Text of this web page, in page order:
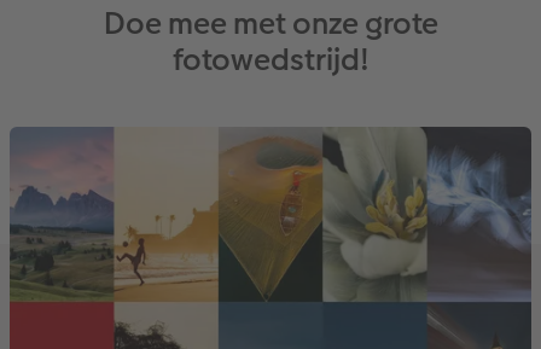
Doe mee met onze grote
fotowedstrijd!